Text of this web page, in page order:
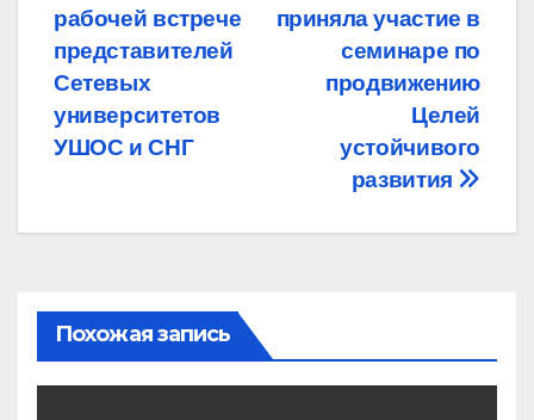
приняла участие в
семинаре по
продвижению
Целей
устойчивого
развития
рабочей встрече
представителей
Сетевых
университетов
УШОС и СНГ
Похожая запись